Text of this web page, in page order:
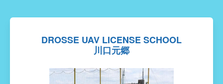
DROSSE UAV LICENSE SCHOOL
川口元郷